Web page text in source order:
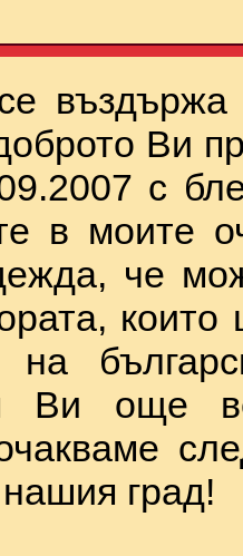
Ви
с
в моите
че
които
Ви още
град!